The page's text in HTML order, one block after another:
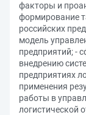
факторы и
формирование
российских
модель
предприятий; -
внедрению
предприятиях
применения
работы в
логистической